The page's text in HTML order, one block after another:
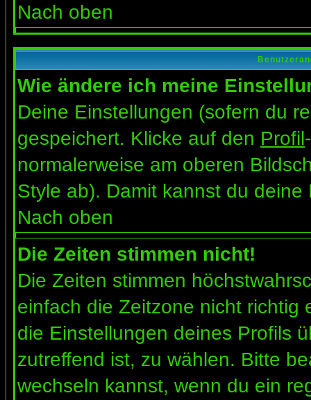
Nach oben
Wie ändere ich meine
Deine Einstellungen (sofern du
gespeichert. Klicke auf den Profil
normalerweise am oberen
Style ab). Damit kannst du
Nach oben
Die Zeiten stimmen nicht!
Die Zeiten stimmen
einfach die Zeitzone nicht richtig
die Einstellungen deines Profils
zutreffend ist, zu wählen. Bitte
wechseln kannst, wenn du ein